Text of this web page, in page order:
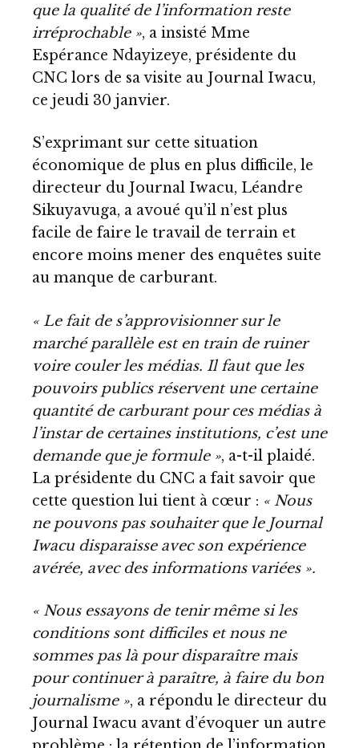
que la qualité de l’information reste
irréprochable », a insisté Mme
Espérance Ndayizeye, présidente du
CNC lors de sa visite au Journal Iwacu,
ce jeudi 30 janvier.
S’exprimant sur cette situation
économique de plus en plus difficile, le
directeur du Journal Iwacu, Léandre
Sikuyavuga, a avoué qu’il n’est plus
facile de faire le travail de terrain et
encore moins mener des enquêtes suite
au manque de carburant.
« Le fait de s’approvisionner sur le
marché parallèle est en train de ruiner
voire couler les médias. Il faut que les
pouvoirs publics réservent une certaine
quantité de carburant pour ces médias à
l’instar de certaines institutions, c’est une
demande que je formule », a-t-il plaidé.
La présidente du CNC a fait savoir que
cette question lui tient à cœur : « Nous
ne pouvons pas souhaiter que le Journal
Iwacu disparaisse avec son expérience
avérée, avec des informations variées ».
« Nous essayons de tenir même si les
conditions sont difficiles et nous ne
sommes pas là pour disparaître mais
pour continuer à paraître, à faire du bon
journalisme », a répondu le directeur du
Journal Iwacu avant d’évoquer un autre